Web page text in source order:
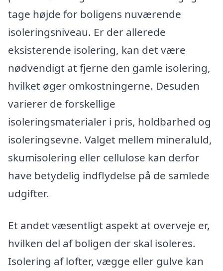
tage højde for boligens nuværende
isoleringsniveau. Er der allerede
eksisterende isolering, kan det være
nødvendigt at fjerne den gamle isolering,
hvilket øger omkostningerne. Desuden
varierer de forskellige
isoleringsmaterialer i pris, holdbarhed og
isoleringsevne. Valget mellem mineraluld,
skumisolering eller cellulose kan derfor
have betydelig indflydelse på de samlede
udgifter.
Et andet væsentligt aspekt at overveje er,
hvilken del af boligen der skal isoleres.
Isolering af lofter, vægge eller gulve kan